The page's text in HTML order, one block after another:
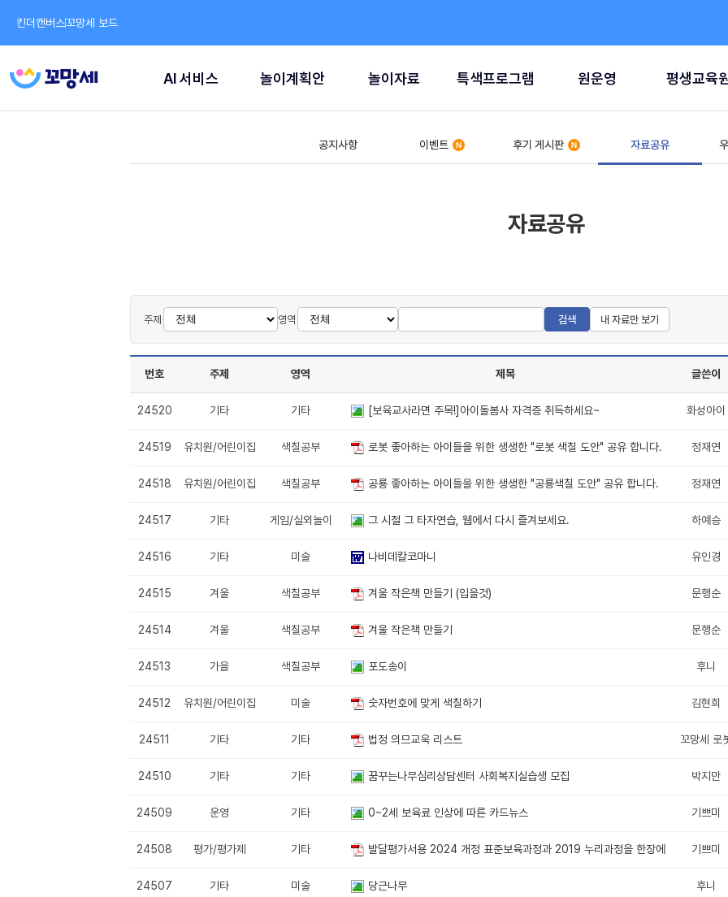
킨더캔버스꼬망세 보드
AI 서비스 놀이계획안 놀이자료 특색프로그램 원운영 평생교육
공지사항 이벤트 후기 게시판 자료공유
자료공유
주제 영역 검색 내 자료만 보기
번호 주제 영역 제목 글쓴이
24520 기타 기타 [보육교사라면 주목!]아이돌봄사 자격증 취득하세요~ 화성아이
24519 유치원/어린이집 색칠공부 로봇 좋아하는 아이들을 위한 생생한 "로봇 색칠 도안" 공유 합니다. 정재연
24518 유치원/어린이집 색칠공부 공룡 좋아하는 아이들을 위한 생생한 "공룡색칠 도안" 공유 합니다. 정재연
24517 기타 게임/실외놀이 그 시절 그 타자연습, 웹에서 다시 즐겨보세요. 하예승
24516 기타 미술 나비데칼코마니 유인경
24515 겨울 색칠공부 겨울 작은책 만들기 (입을것) 문행순
24514 겨울 색칠공부 겨울 작은책 만들기 문행순
24513 가을 색칠공부 포도송이 후니
24512 유치원/어린이집 미술 숫자번호에 맞게 색칠하기 김현희
24511 기타 기타 법정 의므교욱 리스트 꼬망세 로
24510 기타 기타 꿈꾸는나무심리상담센터 사회복지실습생 모집 박지만
24509 운영 기타 0~2세 보육료 인상에 따른 카드뉴스 기쁘미
24508 평가/평가제 기타 발달평가서용 2024 개정 표준보육과정과 2019 누리과정을 한장에 기쁘미
24507 기타 미술 당근나무 후니